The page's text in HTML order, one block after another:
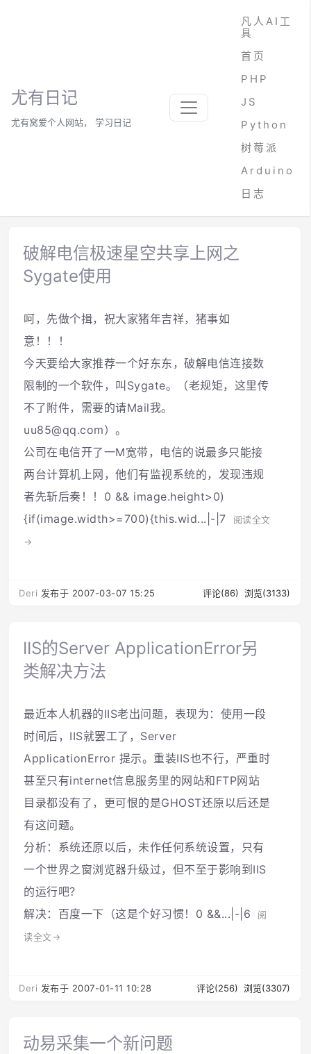
尤有日记
尤有窝爱个人网站， 学习日记
凡人AI工
具
首页
PHP
JS
Python
树莓派
Arduino
日志
破解电信极速星空共享上网之
Sygate使用
呵，先做个揖，祝大家猪年吉祥，猪事如
意！！！
今天要给大家推荐一个好东东，破解电信连接数
限制的一个软件，叫Sygate。（老规矩，这里传
不了附件，需要的请Mail我。
uu85@qq.com）。
公司在电信开了一M宽带，电信的说最多只能接
两台计算机上网，他们有监视系统的，发现违规
者先斩后奏！！0 && image.height>0)
{if(image.width>=700){this.wid...|-|7
阅读全文
→
Deri 发布于 2007-03-07 15:25 评论(86) 浏览(3133)
IIS的Server ApplicationError另
类解决方法
最近本人机器的IIS老出问题，表现为：使用一段
时间后，IIS就罢工了，Server
ApplicationError 提示。重装IIS也不行，严重时
甚至只有internet信息服务里的网站和FTP网站
目录都没有了，更可恨的是GHOST还原以后还是
有这问题。
分析：系统还原以后，未作任何系统设置，只有
一个世界之窗浏览器升级过，但不至于影响到IIS
的运行吧？
解决：百度一下（这是个好习惯！0 &&...|-|6
阅
读全文→
Deri 发布于 2007-01-11 10:28 评论(256) 浏览(3307)
动易采集一个新问题